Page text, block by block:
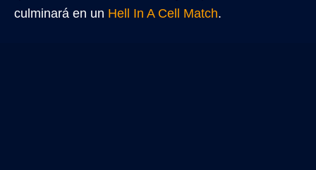
culminará en un Hell In A Cell Match.